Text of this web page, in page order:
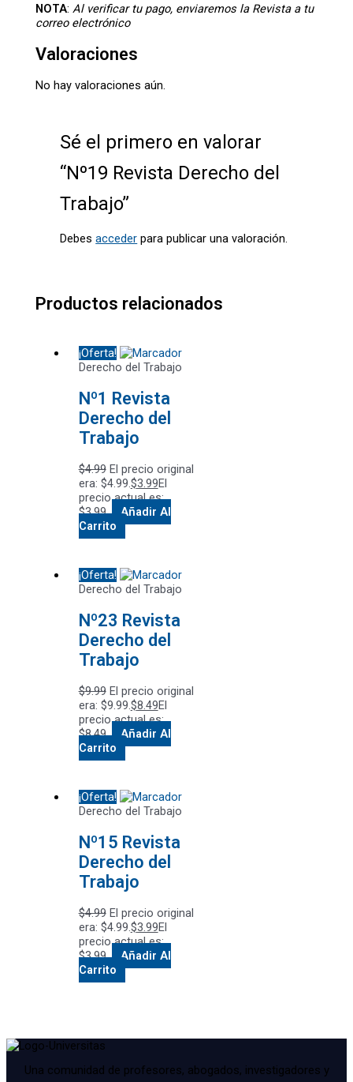
NOTA:Al verificar tu pago, enviaremos la Revista a tu
correo electrónico
Valoraciones
No hay valoraciones aún.
Sé el primero en valorar
“Nº19 Revista Derecho del
Trabajo”
Debesacceder para publicar una valoración.
Productos relacionados
¡Oferta!
Derecho del Trabajo
Nº1 Revista
Derecho del
Trabajo
$4.99 El precio original
era: $4.99.$3.99El
precio actual es:
$3.99.
Añadir Al
Carrito
¡Oferta!
Derecho del Trabajo
Nº23 Revista
Derecho del
Trabajo
$9.99 El precio original
era: $9.99.$8.49El
precio actual es:
$8.49.
Añadir Al
Carrito
¡Oferta!
Derecho del Trabajo
Nº15 Revista
Derecho del
Trabajo
$4.99 El precio original
era: $4.99.$3.99El
precio actual es:
$3.99.
Añadir Al
Carrito
Una comunidad de profesores, abogados, investigadores y